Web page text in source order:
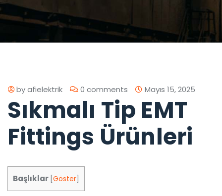
byafielektrik 0 comments Mayıs 15, 2025
Sıkmalı Tip EMT
Fittings Ürünleri
Başlıklar Göster